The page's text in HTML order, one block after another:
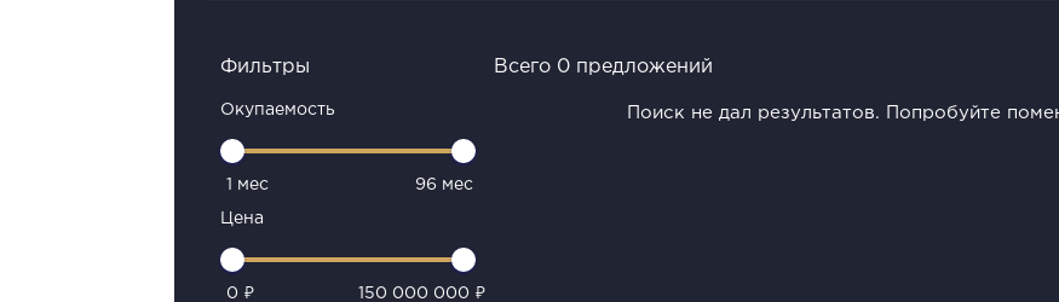
Фильтры
Окупаемость
1 мес 96 мес
Цена
0 ₽ 150 000 000 ₽
Всего 0 предложений
Поиск не дал результатов. Попробуйте